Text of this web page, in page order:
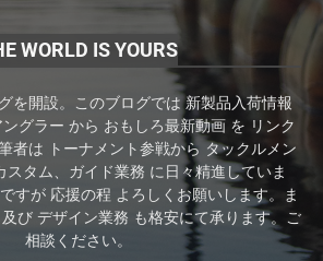
WORLD IS YOURS
を開設。このブログでは 新製品入荷情報
グラー から おもしろ最新動画 を リンク
者は トーナメント参戦から タックルメン
スタム、ガイド業務 に日々精進していま
すが 応援の程 よろしくお願いします。ま
び デザイン業務 も格安にて承ります。ご
相談ください。